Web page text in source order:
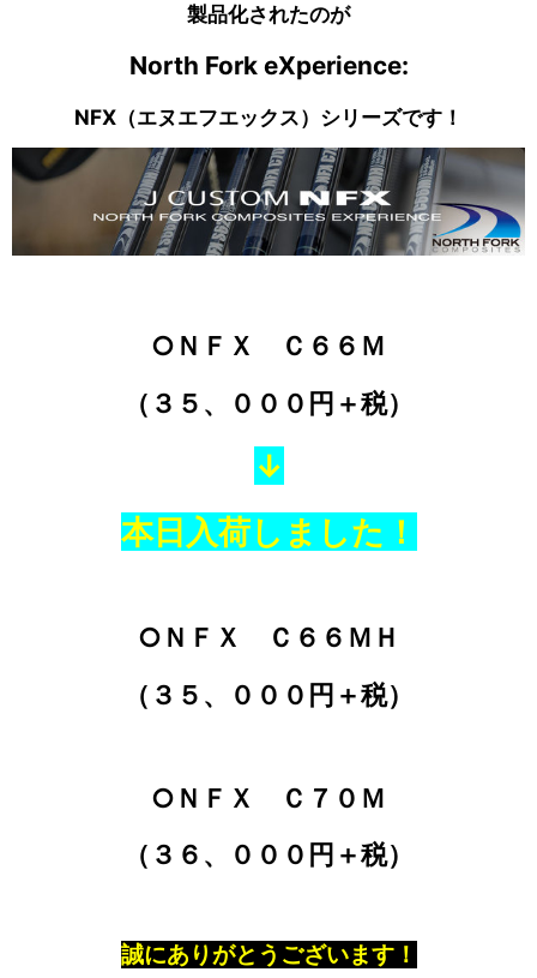
製品化されたのが
North Fork eXperience:
NFX（エヌエフエックス）シリーズです！
○ＮＦＸ Ｃ６６Ｍ
（３５、０００円＋税）
↓
本日入荷しました！
○ＮＦＸ Ｃ６６ＭＨ
（３５、０００円＋税）
○ＮＦＸ Ｃ７０Ｍ
（３６、０００円＋税）
誠にありがとうございます！